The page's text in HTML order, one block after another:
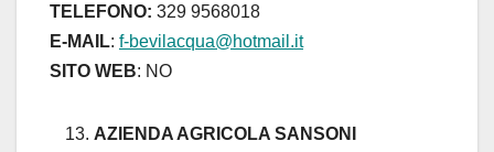
TELEFONO: 329 9568018
E-MAIL: f-bevilacqua@hotmail.it
SITO WEB: NO
AZIENDA AGRICOLA SANSONI